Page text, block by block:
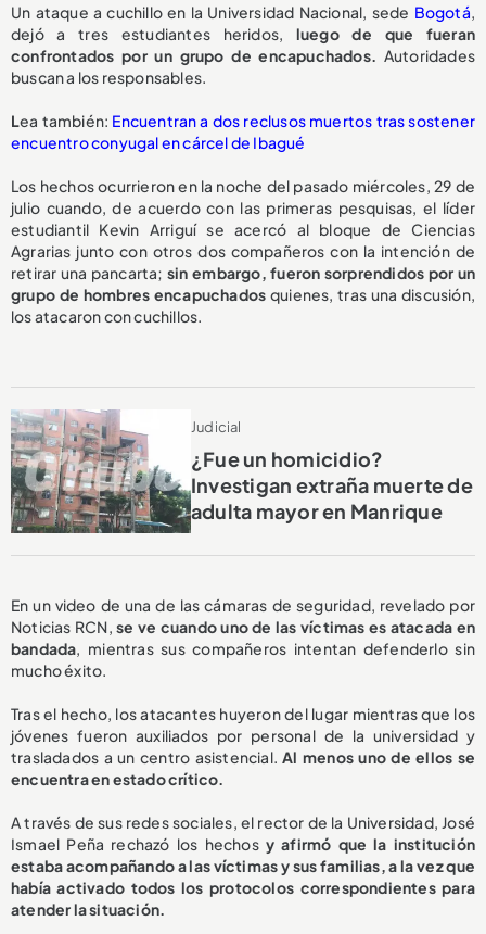
Un ataque a cuchillo en la Universidad Nacional, sede Bogotá,
dejó a tres estudiantes heridos, luego de que fueran
confrontados por un grupo de encapuchados. Autoridades
buscan a los responsables.
Lea también: Encuentran a dos reclusos muertos tras sostener
encuentro conyugal en cárcel de Ibagué
Los hechos ocurrieron en la noche del pasado miércoles, 29 de
julio cuando, de acuerdo con las primeras pesquisas, el líder
estudiantil Kevin Arriguí se acercó al bloque de Ciencias
Agrarias junto con otros dos compañeros con la intención de
retirar una pancarta;sin embargo, fueron sorprendidos por un
grupo de hombres encapuchados quienes, tras una discusión,
los atacaron con cuchillos.
Judicial
¿Fue un homicidio?
Investigan extraña muerte de
adulta mayor en Manrique
En un video de una de las cámaras de seguridad, revelado por
Noticias RCN,se ve cuando uno de las víctimas es atacada en
bandada, mientras sus compañeros intentan defenderlo sin
mucho éxito.
Tras el hecho, los atacantes huyeron del lugar mientras que los
jóvenes fueron auxiliados por personal de la universidad y
trasladados a un centro asistencial.Al menos uno de ellos se
encuentra en estado crítico.
A través de sus redes sociales, el rector de la Universidad, José
Ismael Peña rechazó los hechos y afirmó que la institución
estaba acompañando a las víctimas y sus familias, a la vez que
había activado todos los protocolos correspondientes para
atender la situación.